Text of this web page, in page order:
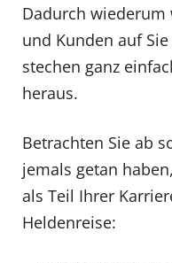
Dadurch wiederum
und Kunden auf
stechen ganz
heraus.
Betrachten Sie ab
jemals getan
als Teil Ihrer
Heldenreise: